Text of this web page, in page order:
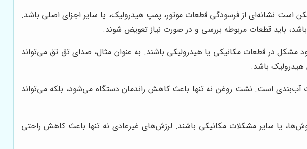
است نشانه‌ای از فرسودگی قطعات موتور، پمپ هیدرولیک، یا سایر اجزای اصلی باشد.
باشد، باید قطعات مربوطه بررسی و در صورت نیاز تعویض شوند.
مشکل در قطعات مکانیکی یا هیدرولیکی باشند. به عنوان مثال، صدای تق تق می‌تواند
هیدرولیک باشد.
آب‌بندی است. نشت روغن نه تنها باعث کاهش راندمان دستگاه می‌شود، بلکه می‌تواند
یا سایر مشکلات مکانیکی باشند. لرزش‌های غیرعادی نه تنها باعث کاهش راحتی